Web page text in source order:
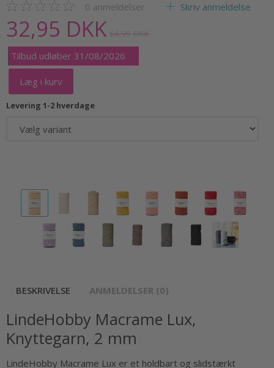
0 anmeldelser Skriv anmeldelse
32,95 DKK 64,95 DKK
Tilbud udløber 31/08/2026
Læg i kurv
Levering 1-2 hverdage
BESKRIVELSE ANMELDELSER (0)
LindeHobby Macrame Lux,
Knyttegarn, 2 mm
LindeHobby Macrame Lux er et holdbart og slidstærkt